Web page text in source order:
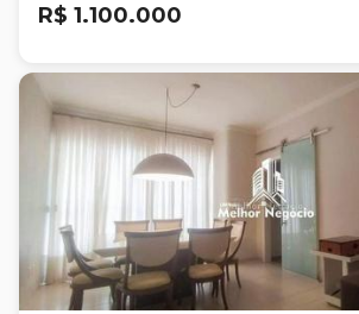
R$ 1.100.000